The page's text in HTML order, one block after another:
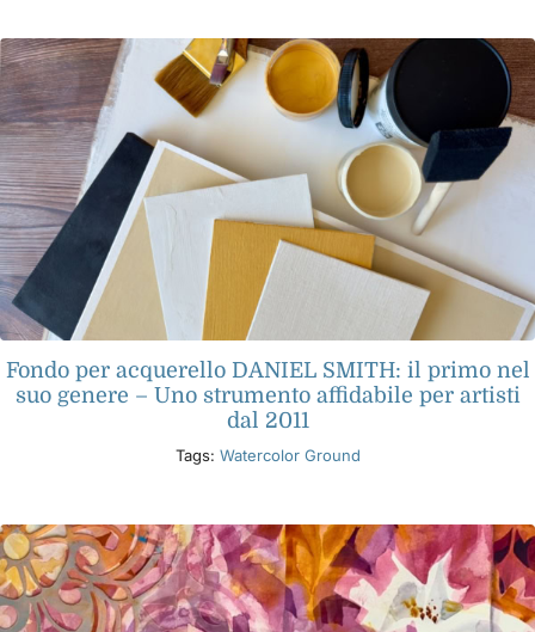
Libri
Eventi
Blog
Risorse
Trova un rivenditore
Iscriviti
Fondo per acquerello DANIEL SMITH: il primo nel
suo genere – Uno strumento affidabile per artisti
dal 2011
Tags: Watercolor Ground